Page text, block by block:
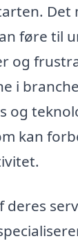
Det
føre til
og
i
og
kan
deres